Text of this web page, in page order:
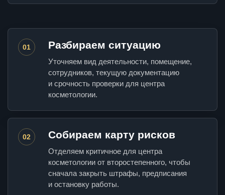
01 Разбираем ситуацию
Уточняем вид деятельности, помещение,
сотрудников, текущую документацию
и срочность проверки для центра
косметологии.
02 Собираем карту рисков
Отделяем критичное для центра
косметологии от второстепенного, чтобы
сначала закрыть штрафы, предписания
и остановку работы.